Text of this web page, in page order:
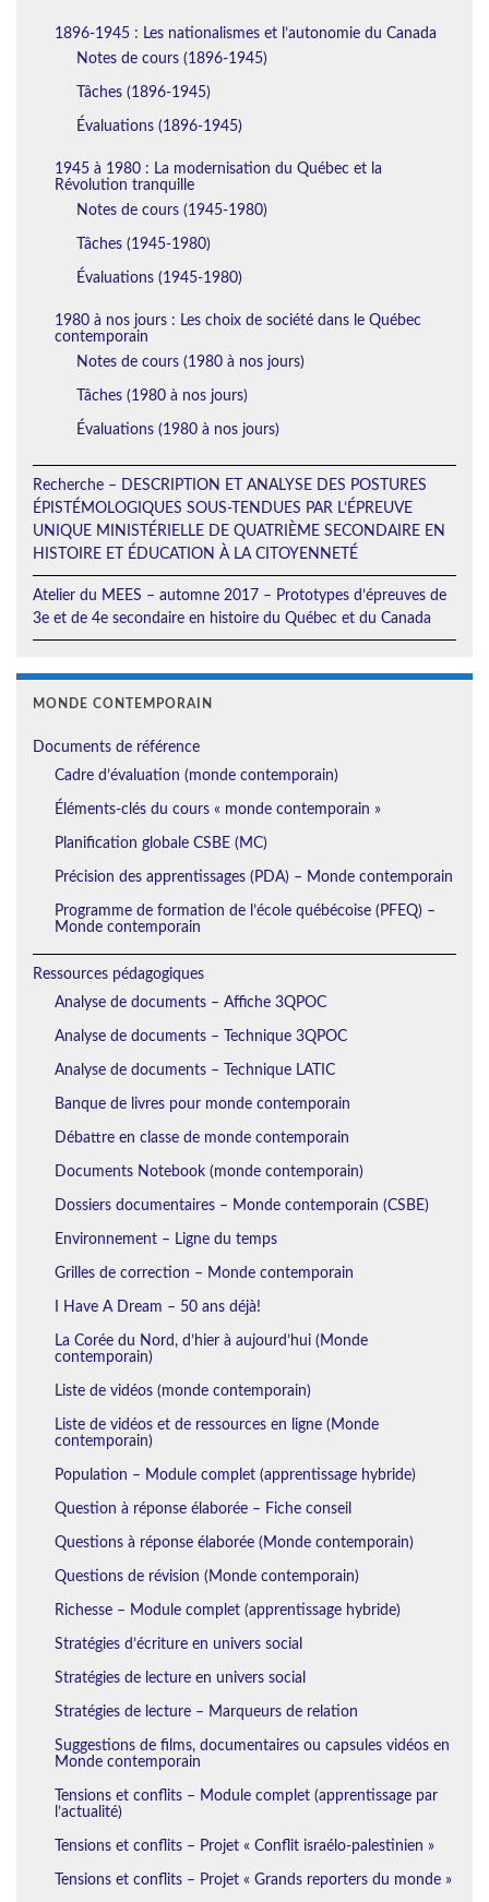
1896-1945 : Les nationalismes et l’autonomie du Canada
Notes de cours (1896-1945)
Tâches (1896-1945)
Évaluations (1896-1945)
1945 à 1980 : La modernisation du Québec et la
Révolution tranquille
Notes de cours (1945-1980)
Tâches (1945-1980)
Évaluations (1945-1980)
1980 à nos jours : Les choix de société dans le Québec
contemporain
Notes de cours (1980 à nos jours)
Tâches (1980 à nos jours)
Évaluations (1980 à nos jours)
Recherche – DESCRIPTION ET ANALYSE DES POSTURES
ÉPISTÉMOLOGIQUES SOUS-TENDUES PAR L’ÉPREUVE
UNIQUE MINISTÉRIELLE DE QUATRIÈME SECONDAIRE EN
HISTOIRE ET ÉDUCATION À LA CITOYENNETÉ
Atelier du MEES – automne 2017 – Prototypes d’épreuves de
3e et de 4e secondaire en histoire du Québec et du Canada
MONDE CONTEMPORAIN
Documents de référence
Cadre d’évaluation (monde contemporain)
Éléments-clés du cours « monde contemporain »
Planification globale CSBE (MC)
Précision des apprentissages (PDA) – Monde contemporain
Programme de formation de l’école québécoise (PFEQ) –
Monde contemporain
Ressources pédagogiques
Analyse de documents – Affiche 3QPOC
Analyse de documents – Technique 3QPOC
Analyse de documents – Technique LATIC
Banque de livres pour monde contemporain
Débattre en classe de monde contemporain
Documents Notebook (monde contemporain)
Dossiers documentaires – Monde contemporain (CSBE)
Environnement – Ligne du temps
Grilles de correction – Monde contemporain
I Have A Dream – 50 ans déjà!
La Corée du Nord, d’hier à aujourd’hui (Monde
contemporain)
Liste de vidéos (monde contemporain)
Liste de vidéos et de ressources en ligne (Monde
contemporain)
Population – Module complet (apprentissage hybride)
Question à réponse élaborée – Fiche conseil
Questions à réponse élaborée (Monde contemporain)
Questions de révision (Monde contemporain)
Richesse – Module complet (apprentissage hybride)
Stratégies d’écriture en univers social
Stratégies de lecture en univers social
Stratégies de lecture – Marqueurs de relation
Suggestions de films, documentaires ou capsules vidéos en
Monde contemporain
Tensions et conflits – Module complet (apprentissage par
l’actualité)
Tensions et conflits – Projet « Conflit israélo-palestinien »
Tensions et conflits – Projet « Grands reporters du monde »